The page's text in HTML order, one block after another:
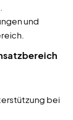
und
bei